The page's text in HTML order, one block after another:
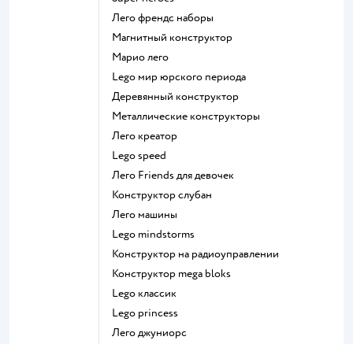
Лего френдс наборы
Магнитный конструктор
Марио лего
Lego мир юрского периода
Деревянный конструктор
Металлические конструкторы
Лего креатор
Lego speed
Лего Friends для девочек
Конструктор слубан
Лего машины
Lego mindstorms
Конструктор на радиоуправлении
Конструктор mega bloks
Lego классик
Lego princess
Лего джуниорс